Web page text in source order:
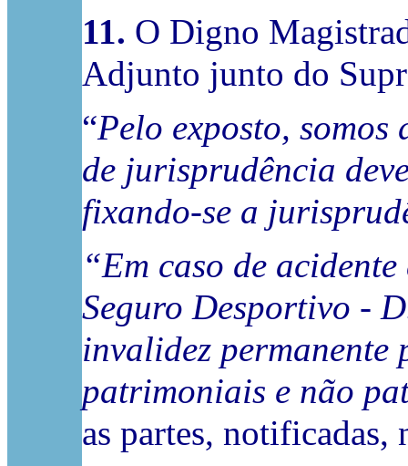
11. O Digno
Adjunto junto do
“Pelo exposto,
de jurisprudência
fixando-se a
“Em caso de
Seguro Desportivo -
invalidez permanente
patrimoniais e não
as partes, notificadas,